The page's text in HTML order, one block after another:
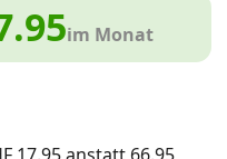
im Monat